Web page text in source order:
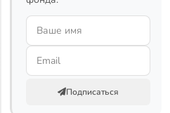
Подписаться